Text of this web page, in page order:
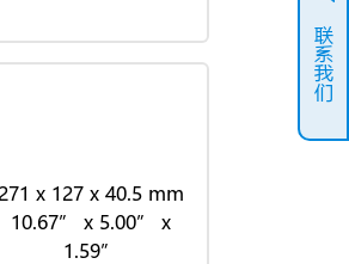
联系我们
271 x 127 x 40.5 mm
10.67” x 5.00” x
1.59”